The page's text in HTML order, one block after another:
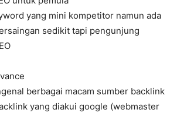
yang mini kompetitor namun ada
sedikit tapi pengunjung
berbagai macam sumber backlink
yang diakui google (webmaster